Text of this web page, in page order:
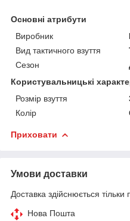
Основні атрибути
Виробник
Вид тактичного взуття
Сезон
Користувальницькі
Розмір взуття
Колір
Приховати
Умови доставки
Доставка здійснюється тільки
Нова Пошта